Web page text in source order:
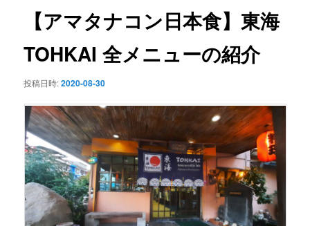
ョ
【アマタナコン日本食】東海
TOHKAI 全メニューの紹介
投稿日時:2020-08-30